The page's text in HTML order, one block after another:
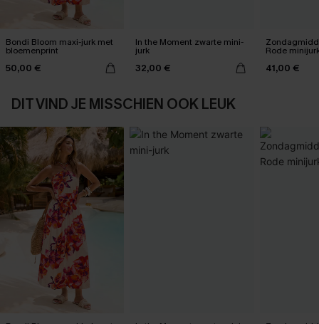
Bondi Bloom maxi-jurk met
bloemenprint
50,00 €
In the Moment zwarte mini-
jurk
32,00 €
Rode
41,00 €
DIT VIND JE MISSCHIEN OOK LEUK